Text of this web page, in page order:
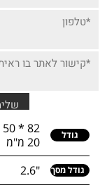
גודל
20 מ"מ
גודל מסך "2.6